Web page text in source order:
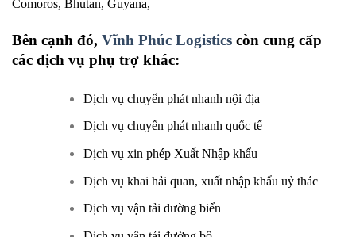
Comoros, Bhutan, Guyana,
Bên cạnh đó, Vĩnh Phúc Logistics còn cung cấp
các dịch vụ phụ trợ khác:
Dịch vụ chuyển phát nhanh nội địa
Dịch vụ chuyển phát nhanh quốc tế
Dịch vụ xin phép Xuất Nhập khẩu
Dịch vụ khai hải quan, xuất nhập khẩu uỷ thác
Dịch vụ vận tải đường biển